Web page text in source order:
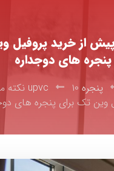
پیش از خرید پروفیل
پنجره های دوجداره
پنجره upvc
۱۰
وین تک برای پنجره های